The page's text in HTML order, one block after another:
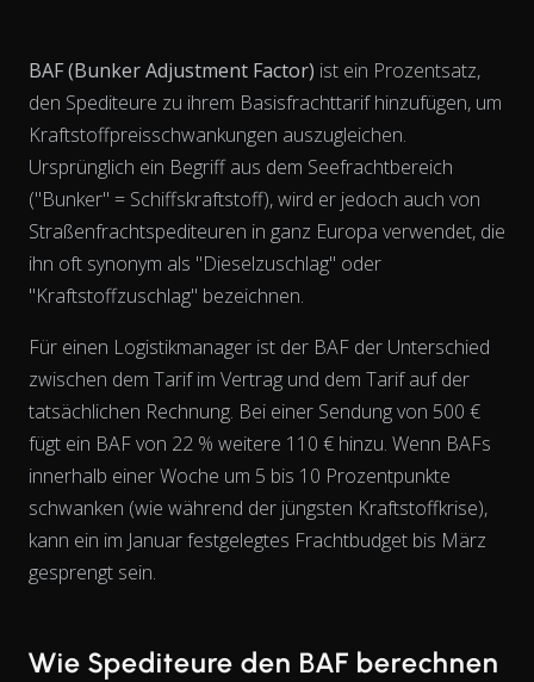
View as data table, Chart
BAF (Bunker Adjustment Factor) ist ein Prozentsatz,
den Spediteure zu ihrem Basisfrachttarif hinzufügen, um
Kraftstoffpreisschwankungen auszugleichen.
Ursprünglich ein Begriff aus dem Seefrachtbereich
("Bunker" = Schiffskraftstoff), wird er jedoch auch von
Straßenfrachtspediteuren in ganz Europa verwendet, die
ihn oft synonym als "Dieselzuschlag" oder
"Kraftstoffzuschlag" bezeichnen.
Für einen Logistikmanager ist der BAF der Unterschied
zwischen dem Tarif im Vertrag und dem Tarif auf der
tatsächlichen Rechnung. Bei einer Sendung von 500 €
fügt ein BAF von 22 % weitere 110 € hinzu. Wenn BAFs
innerhalb einer Woche um 5 bis 10 Prozentpunkte
schwanken (wie während der jüngsten Kraftstoffkrise),
kann ein im Januar festgelegtes Frachtbudget bis März
gesprengt sein.
Wie Spediteure den BAF berechnen